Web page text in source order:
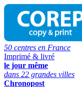
50 centres en France
Imprimé & livré
le jour même
dans 22 grandes villes
Chronopost